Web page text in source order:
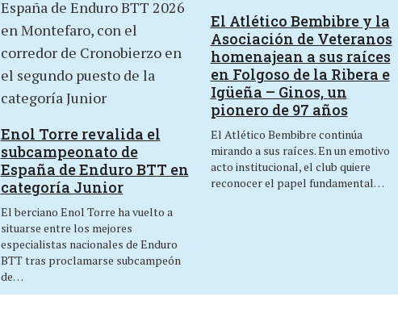
Enol Torre revalida el
subcampeonato de
España de Enduro BTT en
categoría Junior
El berciano Enol Torre ha vuelto a
situarse entre los mejores
especialistas nacionales de Enduro
BTT tras proclamarse subcampeón
de…
El Atlético Bembibre y la
Asociación de Veteranos
homenajean a sus raíces
en Folgoso de la Ribera e
Igüeña – Ginos, un
pionero de 97 años
El Atlético Bembibre continúa
mirando a sus raíces. En un emotivo
acto institucional, el club quiere
reconocer el papel fundamental…